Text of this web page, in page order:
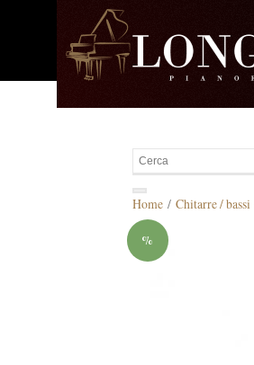
Home / Chitarre / bassi
%